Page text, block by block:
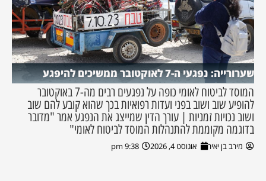
שערורייה: נפגעי ה-7 לאוקטובר ממשיכים להיפגע
המוסד לביטוח לאומי כופה על נפגעים רבים מה-7 באוקטובר
להופיע שוב ושוב בפני ועדות רפואיות בכך שהוא קובע להם שוב
ושוב נכויות זמניות | עורך הדין שמייצג את הנפגע אמר "מדובר
בדוגמה מקוממת להתנהלות המוסד לביטוח לאומי"
מירב בן יאיר אוגוסט 4, 2026 9:38 pm